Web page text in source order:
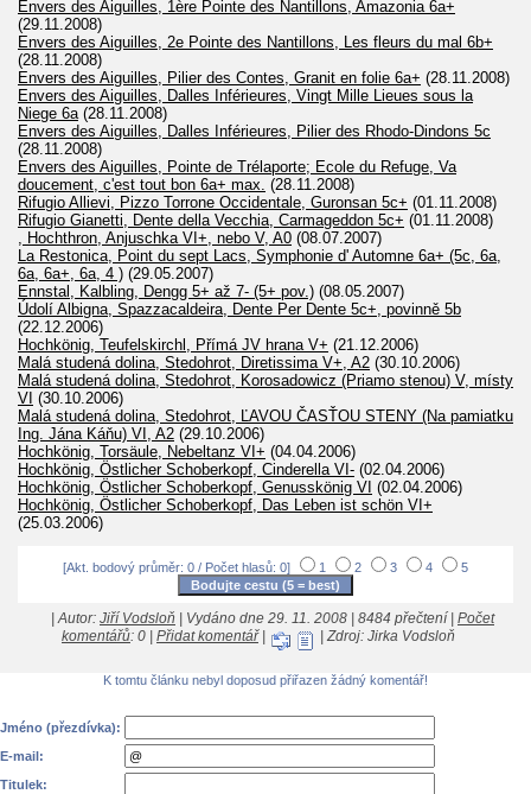
Envers des Aiguilles, 1ère Pointe des Nantillons, Amazonia 6a+
(29.11.2008)
Envers des Aiguilles, 2e Pointe des Nantillons, Les fleurs du mal 6b+
(28.11.2008)
Envers des Aiguilles, Pilier des Contes, Granit en folie 6a+ (28.11.2008)
Envers des Aiguilles, Dalles Inférieures, Vingt Mille Lieues sous la
Niege 6a(28.11.2008)
Envers des Aiguilles, Dalles Inférieures, Pilier des Rhodo-Dindons 5c
(28.11.2008)
Envers des Aiguilles, Pointe de Trélaporte; Ecole du Refuge, Va
doucement, c'est tout bon 6a+ max. (28.11.2008)
Rifugio Allievi, Pizzo Torrone Occidentale, Guronsan 5c+ (01.11.2008)
Rifugio Gianetti, Dente della Vecchia, Carmageddon 5c+ (01.11.2008)
, Hochthron, Anjuschka VI+, nebo V, A0 (08.07.2007)
La Restonica, Point du sept Lacs, Symphonie d' Automne 6a+ (5c, 6a,
6a, 6a+, 6a, 4 ) (29.05.2007)
Ennstal, Kalbling, Dengg 5+ až 7- (5+ pov.) (08.05.2007)
Údolí Albigna, Spazzacaldeira, Dente Per Dente 5c+, povinně 5b
(22.12.2006)
Hochkönig, Teufelskirchl, Přímá JV hrana V+ (21.12.2006)
Malá studená dolina, Stedohrot, Diretissima V+, A2 (30.10.2006)
Malá studená dolina, Stedohrot, Korosadowicz (Priamo stenou) V, místy
VI (30.10.2006)
Malá studená dolina, Stedohrot, ĽAVOU ČASŤOU STENY (Na pamiatku
Ing. Jána Káňu) VI, A2 (29.10.2006)
Hochkönig, Torsäule, Nebeltanz VI+ (04.04.2006)
Hochkönig, Östlicher Schoberkopf, Cinderella VI- (02.04.2006)
Hochkönig, Östlicher Schoberkopf, Genusskönig VI (02.04.2006)
Hochkönig, Östlicher Schoberkopf, Das Leben ist schön VI+
(25.03.2006)
[Akt. bodový průměr: 0 / Počet hlasů: 0] 1 2 3 4 5
| Autor: Jiří Vodsloň | Vydáno dne 29. 11. 2008 | 8484 přečtení | Počet
komentářů: 0 | Přidat komentář| | Zdroj: Jirka Vodsloň
K tomtu článku nebyl doposud přiřazen žádný komentář!
Jméno (přezdívka):
E-mail:
Titulek: